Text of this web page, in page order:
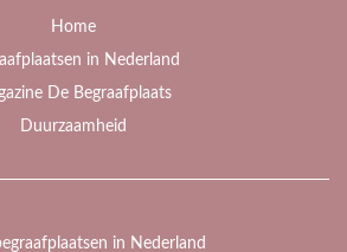
Home
in Nederland
De Begraafplaats
Duurzaamheid
in Nederland